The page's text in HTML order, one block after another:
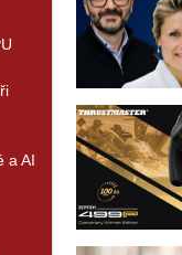
a AI